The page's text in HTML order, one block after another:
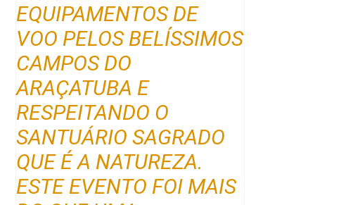
EQUIPAMENTOS DE
VOO PELOS BELÍSSIMOS
CAMPOS DO
ARAÇATUBA E
RESPEITANDO O
SANTUÁRIO SAGRADO
QUE É A NATUREZA.
ESTE EVENTO FOI MAIS